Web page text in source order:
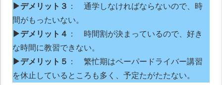
▶デメリット３ ： 通学しなければならないので、時
間がもったいない。
▶デメリット４ ： 時間割が決まっているので、好き
な時間に教習できない。
▶デメリット５ ： 繁忙期はペーパードライバー講習
を休止しているところも多く、予定たがたたない。